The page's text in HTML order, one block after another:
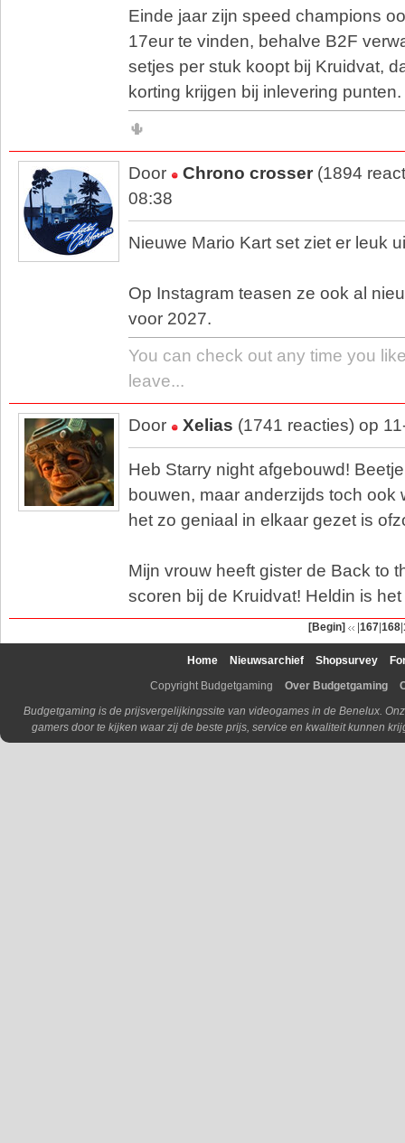
Einde jaar zijn speed champions
17eur te vinden, behalve B2F
setjes per stuk koopt bij Kruidvat,
korting krijgen bij inlevering punten.
🌵
Door Chrono crosser (1894
08:38
Nieuwe Mario Kart set ziet er leuk
Op Instagram teasen ze ook al
voor 2027.
You can check out any time you
leave...
Door Xelias (1741 reacties) op
Heb Starry night afgebouwd!
bouwen, maar anderzijds toch ook
het zo geniaal in elkaar gezet is
Mijn vrouw heeft gister de Back to
scoren bij de Kruidvat! Heldin is
[Begin] 167 168
Home Nieuwsarchief Shopsurvey
Copyright Budgetgaming
Over Budgetgaming
Budgetgaming is de prijsvergelijkingssite van videogames in de Benelux.
gamers door te kijken waar zij de beste prijs, service en kwaliteit kunnen